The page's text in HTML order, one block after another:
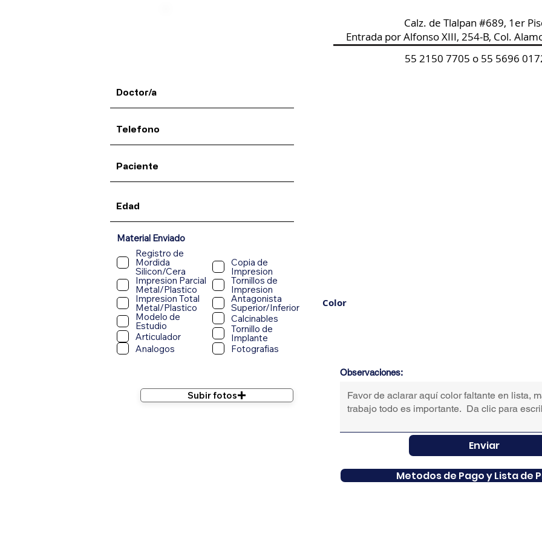
Calz. de Tlalpan #689, 1er
Entrada por Alfonso XIII, 254-B, Col.
55 2150 7705 o 55 5696
Material Enviado
Registro de
Mordida
Silicon/Cera
Impresion Parcial
Metal/Plastico
Impresion Total
Metal/Plastico
Modelo de
Estudio
Articulador
Analogos
Copia de
Impresion
Tornillos de
Impresion
Antagonista
Superior/Inferior
Calcinables
Tornillo de
Implante
Fotografias
Subir fotos
Color
Observaciones:
Enviar
Metodos de Pago y Lista de